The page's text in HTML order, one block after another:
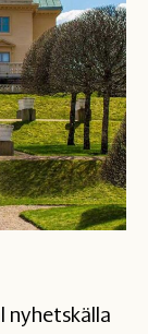
nyhetskälla